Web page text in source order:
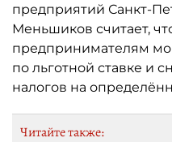
предприятий Санкт-
Меньшиков считает,
предпринимателям
по льготной ставке и
налогов на
Читайте также: